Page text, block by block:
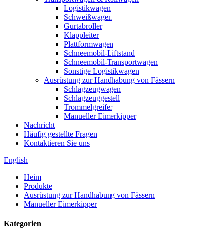
Logistikwagen
Schweißwagen
Gurtabroller
Klappleiter
Plattformwagen
Schneemobil-Liftstand
Schneemobil-Transportwagen
Sonstige Logistikwagen
Ausrüstung zur Handhabung von Fässern
Schlagzeugwagen
Schlagzeuggestell
Trommelgreifer
Manueller Eimerkipper
Nachricht
Häufig gestellte Fragen
Kontaktieren Sie uns
English
Heim
Produkte
Ausrüstung zur Handhabung von Fässern
Manueller Eimerkipper
Kategorien